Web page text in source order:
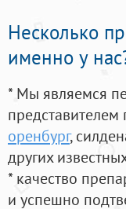
Несколько
именно у
* Мы являемся
оренбург,
других
* качество
и успешно